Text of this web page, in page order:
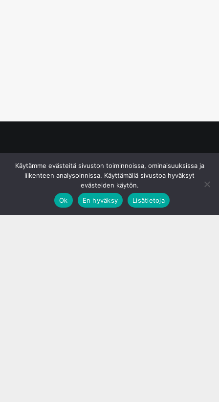
Käytämme evästeitä sivuston toiminnoissa, ominaisuuksissa ja
liikenteen analysoinnissa. Käyttämällä sivustoa hyväksyt
evästeiden käytön.
Ok
En hyväksy Lisätietoja